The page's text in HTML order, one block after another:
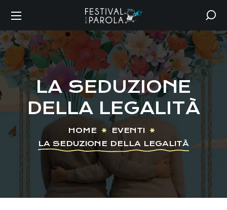
LA SEDUZIONE
DELLA LEGALITÀ
HOME
EVENTI
LA SEDUZIONE DELLA LEGALITÀ